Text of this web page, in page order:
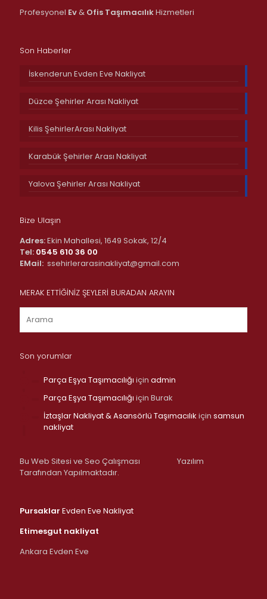
Profesyonel Ev& Ofis TaşımacılıkHizmetleri
Son Haberler
İskenderun Evden Eve Nakliyat
Düzce Şehirler Arası Nakliyat
Kilis ŞehirlerArası Nakliyat
Karabük Şehirler Arası Nakliyat
Yalova Şehirler Arası Nakliyat
Bize Ulaşın
Adres:Ekin Mahallesi, 1649 Sokak, 12/4
Tel: 0545 610 36 00
EMail: ssehirlerarasinakliyat@gmail.com
MERAK ETTİĞİNİZ ŞEYLERİ BURADAN ARAYIN
Son yorumlar
Parça Eşya Taşımacılığı için admin
Parça Eşya Taşımacılığı için Burak
İztaşlar Nakliyat & Asansörlü Taşımacılık için samsun
nakliyat
Bu Web Sitesi ve Seo Çalışması
Yazılım
Tarafından Yapılmaktadır.
Pursaklar Evden Eve Nakliyat
Etimesgut nakliyat
Ankara Evden Eve